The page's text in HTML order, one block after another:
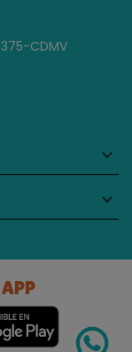
CDMV
keyboard_arrow_down
keyboard_arrow_down